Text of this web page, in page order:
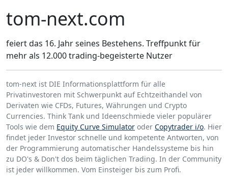
tom-next.com
feiert das 16. Jahr seines Bestehens. Treffpunkt für
mehr als 12.000 trading-begeisterte Nutzer
tom-next ist DIE Informationsplattform für alle
Privatinvestoren mit Schwerpunkt auf Echtzeithandel von
Derivaten wie CFDs, Futures, Währungen und Crypto
Currencies. Think Tank und Ideenschmiede vieler populärer
Tools wie dem Equity Curve Simulator oder Copytrader i/o. Hier
findet jeder Investor schnelle und kompetente Antworten, von
der Programmierung automatischer Handelssysteme bis hin
zu DO's & Don't dos beim täglichen Trading. In der Community
ist jeder willkommen. Vom Einsteiger bis zum Profi.